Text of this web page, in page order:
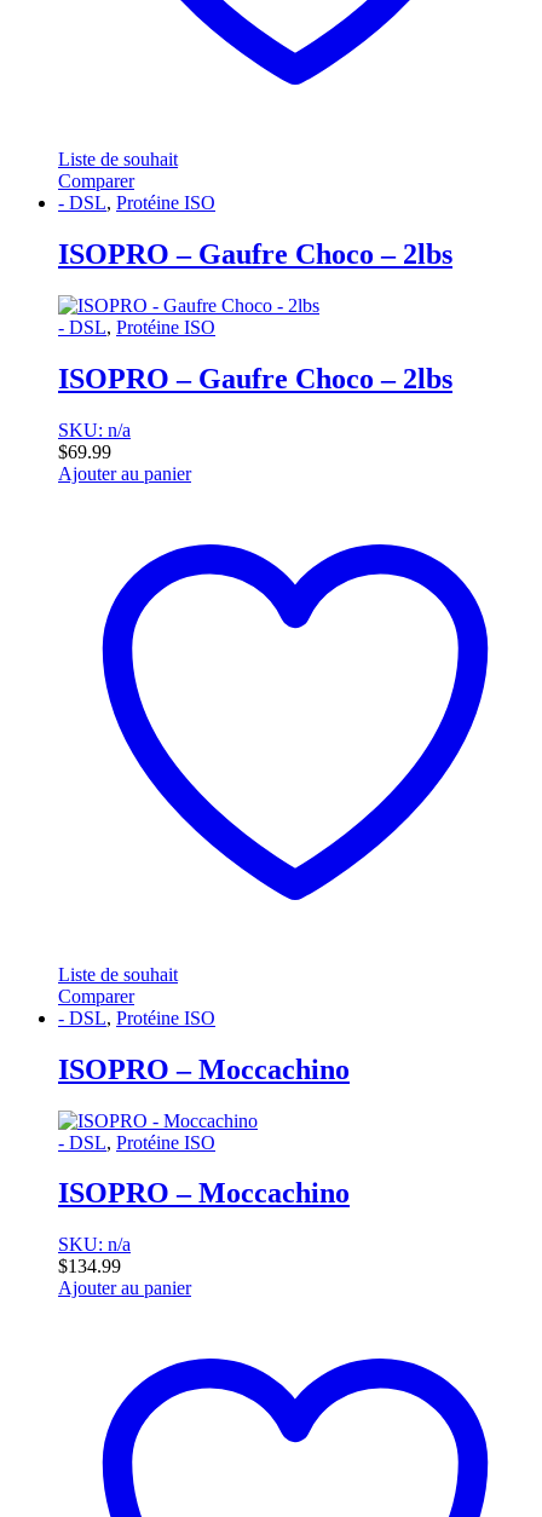
Liste de souhait
Comparer
- DSL, Protéine ISO
ISOPRO – Gaufre Choco – 2lbs
- DSL, Protéine ISO
ISOPRO – Gaufre Choco – 2lbs
SKU: n/a
$69.99
Ajouter au panier
Liste de souhait
Comparer
- DSL, Protéine ISO
ISOPRO – Moccachino
- DSL, Protéine ISO
ISOPRO – Moccachino
SKU: n/a
$134.99
Ajouter au panier